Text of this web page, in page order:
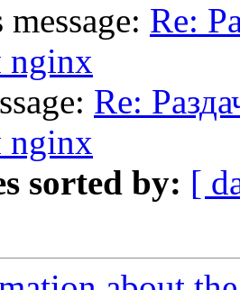
Re:
Re:
sorted by: [